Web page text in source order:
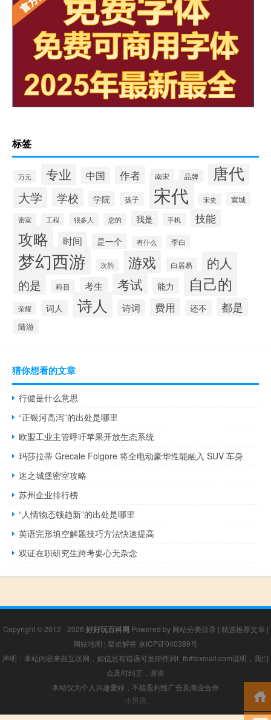
标签
万元 专业 中国 作者 南宋 品牌 唐代
大学 学校 学院 孩子 宋代 宋史 宣城
密室 工程 很多人 您的 我是 手机 技能
攻略 时间 是一个 有什么 李白
梦幻西游 次韵 游戏 白居易 的人
的是 科目 考生 考试 能力 自己的
荣耀 词人 诗人 诗词 费用 还不 都是
陆游
猜你想看的文章
行健是什么意思
“正银河高泻”的出处是哪里
欧盟工业主管呼吁苹果开放生态系统
玛莎拉蒂 Grecale Folgore 将全电动豪华性能融入 SUV 车身
迷之城堡密室攻略
苏州企业排行榜
“人情物态顿趋新”的出处是哪里
英语完形填空解题技巧方法快速提高
双证在职研究生跨考要心无杂念
Copyright © 2012 - 2026 好好玩百科网 Powered by 网站分类目录 | 精选推荐文章 |
网站地图 | 疑难解答 京ICP证040389号
声明：本站内容来自互联网，如信息有错误可发邮件到f_fb#foxmail.com说明，我们
会及时纠正，谢谢
本站仅为个人兴趣爱好，不接盈利性广告及商业合作
小男孩